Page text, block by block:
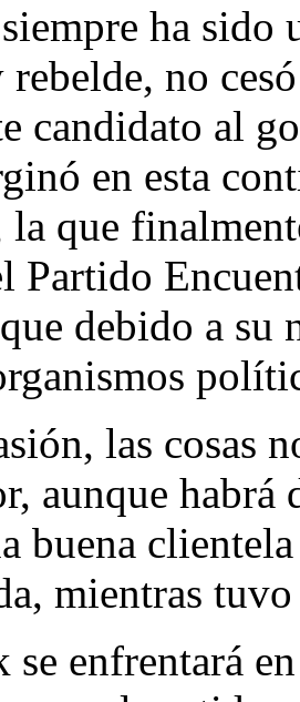
ha sido
no
candidato al
en esta
la que
Partido
debido a su
las cosas
aunque habrá
buena
mientras
se enfrentará